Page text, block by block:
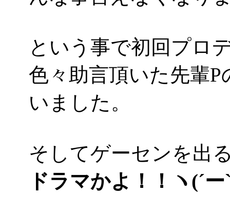
という事で初回プロ
色々助言頂いた先輩
いました。
そしてゲーセンを出
ドラマかよ！！ヽ(´